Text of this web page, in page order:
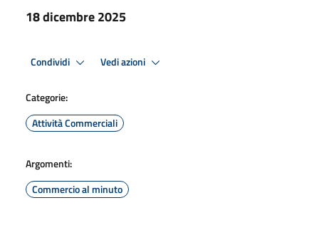
18 dicembre 2025
Condividi Vedi azioni
Categorie:
Attività Commerciali
Argomenti:
Commercio al minuto